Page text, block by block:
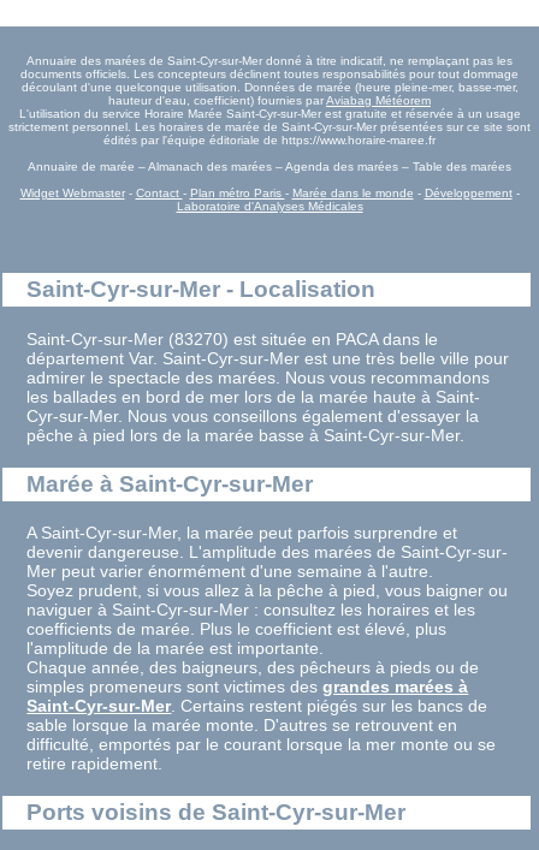
Annuaire des marées de Saint-Cyr-sur-Mer donné à titre indicatif, ne remplaçant pas les
documents officiels. Les concepteurs déclinent toutes responsabilités pour tout dommage
découlant d'une quelconque utilisation. Données de marée (heure pleine-mer, basse-mer,
hauteur d'eau, coefficient) fournies parAviabag Météorem
L'utilisation du service Horaire Marée Saint-Cyr-sur-Mer est gratuite et réservée à un usage
strictement personnel. Les horaires de marée de Saint-Cyr-sur-Mer présentées sur ce site sont
édités par l'équipe éditoriale de https://www.horaire-maree.fr
Annuaire de marée – Almanach des marées – Agenda des marées – Table des marées
Widget Webmaster- Contact - Plan métro Paris - Marée dans le monde - Développement-
Laboratoire d'Analyses Médicales
Saint-Cyr-sur-Mer - Localisation
Saint-Cyr-sur-Mer (83270) est située en PACA dans le
département Var. Saint-Cyr-sur-Mer est une très belle ville pour
admirer le spectacle des marées. Nous vous recommandons
les ballades en bord de mer lors de la marée haute à Saint-
Cyr-sur-Mer. Nous vous conseillons également d'essayer la
pêche à pied lors de la marée basse à Saint-Cyr-sur-Mer.
Marée à Saint-Cyr-sur-Mer
A Saint-Cyr-sur-Mer, la marée peut parfois surprendre et
devenir dangereuse. L'amplitude des marées de Saint-Cyr-sur-
Mer peut varier énormément d'une semaine à l'autre.
Soyez prudent, si vous allez à la pêche à pied, vous baigner ou
naviguer à Saint-Cyr-sur-Mer : consultez les horaires et les
coefficients de marée. Plus le coefficient est élevé, plus
l'amplitude de la marée est importante.
Chaque année, des baigneurs, des pêcheurs à pieds ou de
simples promeneurs sont victimes desgrandes marées à
Saint-Cyr-sur-Mer. Certains restent piégés sur les bancs de
sable lorsque la marée monte. D'autres se retrouvent en
difficulté, emportés par le courant lorsque la mer monte ou se
retire rapidement.
Ports voisins de Saint-Cyr-sur-Mer